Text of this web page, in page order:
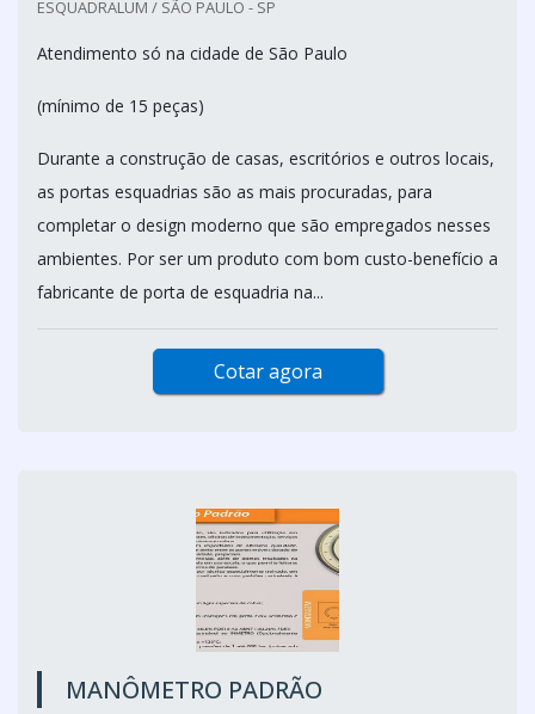
ESQUADRALUM / SÃO PAULO - SP
Atendimento só na cidade de São Paulo
(mínimo de 15 peças)
Durante a construção de casas, escritórios e outros locais,
as portas esquadrias são as mais procuradas, para
completar o design moderno que são empregados nesses
ambientes. Por ser um produto com bom custo-benefício a
fabricante de porta de esquadria na...
Cotar agora
MANÔMETRO PADRÃO